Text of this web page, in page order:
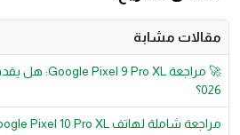
مقالات مشابة
026؟